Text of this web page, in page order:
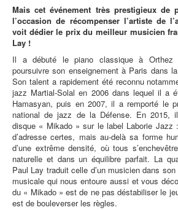
Mais cet événement très prestigieux de
l’occasion de récompenser l’artiste de
voit dédier le prix du meilleur musicien
Lay !
Il a débuté le piano classique à Orthez
poursuivre son enseignement à Paris dans
Son talent a rapidement été reconnu
jazz Martial-Solal en 2006 dans lequel il a
Hamasyan, puis en 2007, il a remporté le
national de jazz de la Défense. En 2015,
disque « Mikado » sur le label Laborie
d’adresse certes, mais au-delà sa forme
d’une extrême densité, où tous
naturelle et dans un équilibre parfait. La
Paul Lay traduit celle d’un musicien dans
musicale qui nous entoure aussi et vous
du « Mikado » est de ne pas déstabiliser le
est de bouleverser les règles.